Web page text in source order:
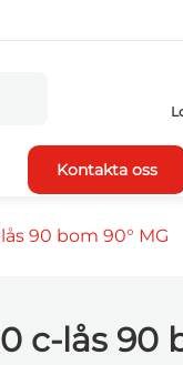
Kontakta oss
90 bom 90° MG
c-lås 90